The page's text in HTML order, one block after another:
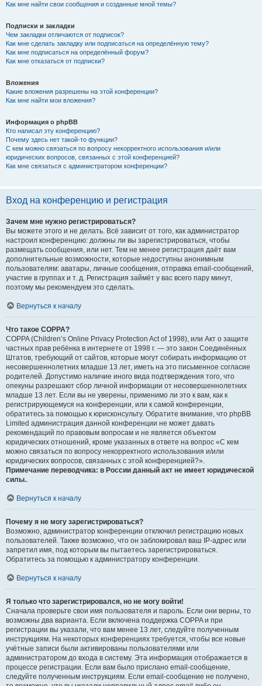
Как мне найти свои сообщения и созданные мной темы?
Подписки и закладки
Чем закладки отличаются от подписок?
Как мне сделать закладку или подписаться на определённую тему?
Как мне подписаться на определённый форум?
Как мне отказаться от подписки?
Вложения
Какие вложения разрешены на этой конференции?
Как мне найти мои вложения?
Информация о phpBB
Кто написал эту конференцию?
Почему здесь нет такой-то функции?
С кем можно связаться по вопросу некорректного использования и/или
юридических вопросов, связанных с этой конференцией?
Как мне связаться с администратором конференции?
Вход на конференцию и регистрация
Зачем мне нужно регистрироваться?
Вы можете этого и не делать. Всё зависит от того, как администратор
настроил конференцию: должны ли вы зарегистрироваться, чтобы
размещать сообщения, или нет. Тем не менее регистрация даёт вам
дополнительные возможности, которые недоступны анонимным
пользователям: аватары, личные сообщения, отправка email-сообщений,
участие в группах и т. д. Регистрация займёт у вас всего пару минут,
поэтому мы рекомендуем это сделать.
Вернуться к началу
Что такое COPPA?
COPPA (Children’s Online Privacy Protection Act of 1998), или Акт о защите
частных прав ребёнка в интернете от 1998 г. — это закон Соединённых
Штатов, требующий от сайтов, которые могут собирать информацию от
несовершеннолетних младше 13 лет, иметь на это письменное согласие
родителей. Допустимо наличие иного вида подтверждения того, что
опекуны разрешают сбор личной информации от несовершеннолетних
младше 13 лет. Если вы не уверены, применимо ли это к вам, как к
регистрирующемуся на конференции, или к самой конференции,
обратитесь за помощью к юрисконсульту. Обратите внимание, что phpBB
Limited администрация данной конференции не может давать
рекомендаций по правовым вопросам и не является объектом
юридических отношений, кроме указанных в ответе на вопрос «С кем
можно связаться по вопросу некорректного использования и/или
юридических вопросов, связанных с этой конференцией?».
Примечание переводчика: в России данный акт не имеет юридической
силы..
Вернуться к началу
Почему я не могу зарегистрироваться?
Возможно, администратор конференции отключил регистрацию новых
пользователей. Также возможно, что он заблокировал ваш IP-адрес или
запретил имя, под которым вы пытаетесь зарегистрироваться.
Обратитесь за помощью к администратору конференции.
Вернуться к началу
Я только что зарегистрировался, но не могу войти!
Сначала проверьте свои имя пользователя и пароль. Если они верны, то
возможны два варианта. Если включена поддержка COPPA и при
регистрации вы указали, что вам менее 13 лет, следуйте полученным
инструкциям. На некоторых конференциях требуется, чтобы все новые
учётные записи были активированы пользователями или
администратором до входа в систему. Эта информация отображается в
процессе регистрации. Если вам было прислано email-сообщение,
следуйте полученным инструкциям. Если email-сообщение не получено,